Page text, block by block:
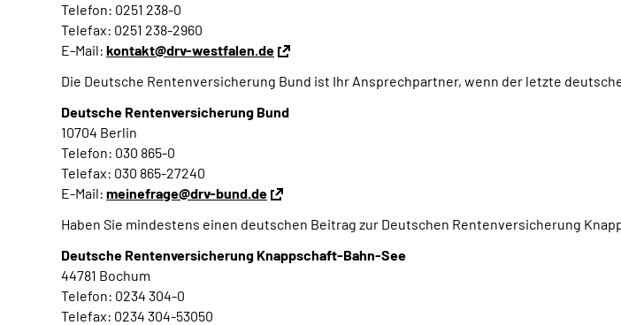
Telefon: 0251 238-0
Telefax: 0251 238-2960
E-Mail: kontakt@drv-westfalen.de
Die Deutsche Rentenversicherung Bund ist Ihr Ansprechpartner, wenn der letzte
Deutsche Rentenversicherung Bund
10704 Berlin
Telefon: 030 865-0
Telefax: 030 865-27240
E-Mail: meinefrage@drv-bund.de
Haben Sie mindestens einen deutschen Beitrag zur Deutschen Rentenversicherung
Deutsche Rentenversicherung Knappschaft-Bahn-See
44781 Bochum
Telefon: 0234 304-0
Telefax: 0234 304-53050